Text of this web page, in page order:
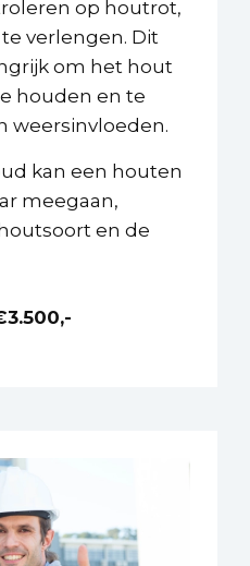
op houtrot,
verlengen. Dit
om het hout
houden en te
weersinvloeden.
kan een houten
meegaan,
en de